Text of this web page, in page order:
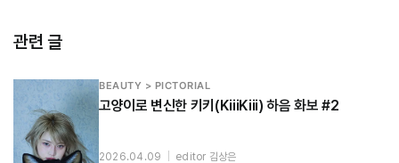
관련 글
BEAUTY > PICTORIAL
고양이로 변신한 키키(KiiiKiii) 하음 화보 #2
2026.04.09 editor 김상은